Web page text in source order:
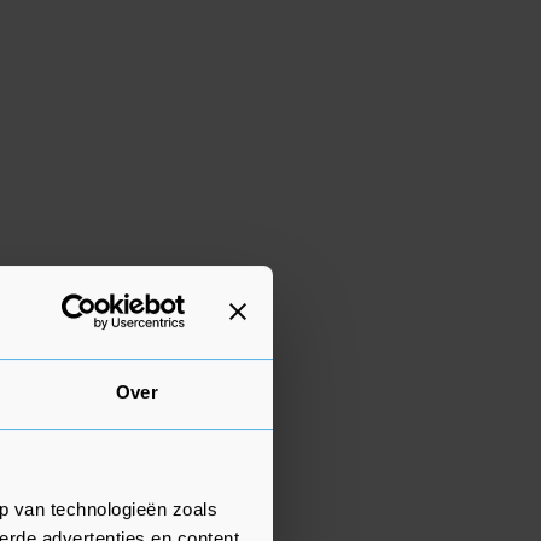
Over
van technologieën zoals